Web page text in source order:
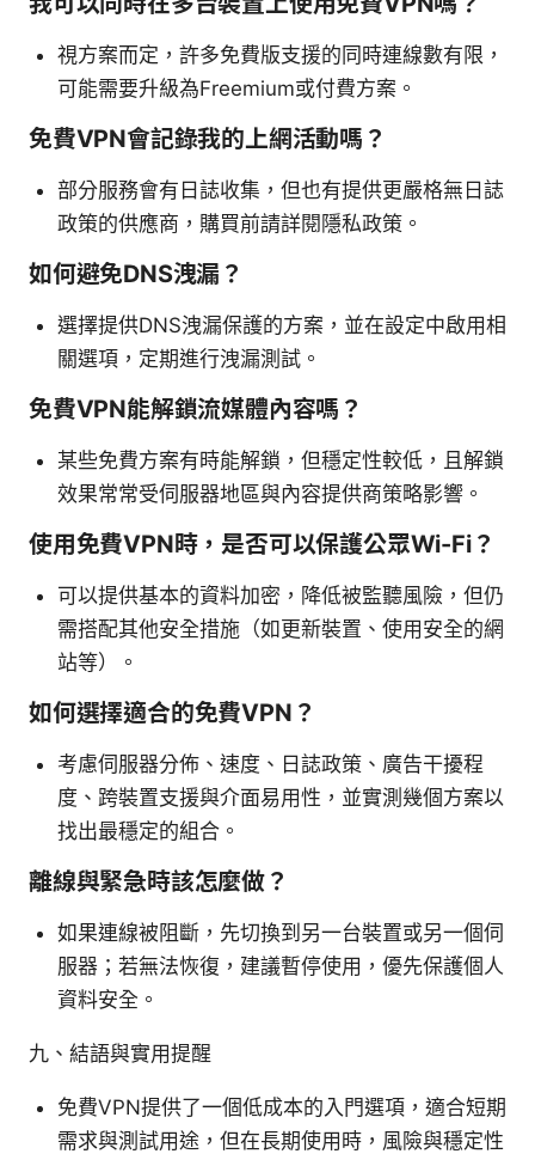
視方案而定，許多免費版支援的同時連線數有限，
可能需要升級為Freemium或付費方案。
免費VPN會記錄我的上網活動嗎？
部分服務會有日誌收集，但也有提供更嚴格無日誌
政策的供應商，購買前請詳閱隱私政策。
如何避免DNS洩漏？
選擇提供DNS洩漏保護的方案，並在設定中啟用相
關選項，定期進行洩漏測試。
免費VPN能解鎖流媒體內容嗎？
某些免費方案有時能解鎖，但穩定性較低，且解鎖
效果常常受伺服器地區與內容提供商策略影響。
使用免費VPN時，是否可以保護公眾Wi-Fi？
可以提供基本的資料加密，降低被監聽風險，但仍
需搭配其他安全措施（如更新裝置、使用安全的網
站等）。
如何選擇適合的免費VPN？
考慮伺服器分佈、速度、日誌政策、廣告干擾程
度、跨裝置支援與介面易用性，並實測幾個方案以
找出最穩定的組合。
離線與緊急時該怎麼做？
如果連線被阻斷，先切換到另一台裝置或另一個伺
服器；若無法恢復，建議暫停使用，優先保護個人
資料安全。
九、結語與實用提醒
免費VPN提供了一個低成本的入門選項，適合短期
需求與測試用途，但在長期使用時，風險與穩定性